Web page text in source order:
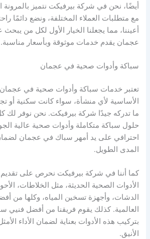
أيضًا، نحن في شركة بيرفيكت نتميز بالمرونة
مع متطلبات العملاء المختلفة، ونضع دائمًا
أعيننا، مما يجعلنا الخيار الأول لكل من
عجمان يقدم خدمات موثوقة وبأسعار مناسبة.
سباكة وأدوات صحية في عجمان
تعتبر خدمات سباكة وأدوات صحية في عجمان
الأساسية لأي منشأة، سواء كانت سكنية أو
ما تدركه جيدًا شركة بيرفيكت. نحن نوفر لك
حلول سباكة متكاملة وأدوات صحية عالية
احترافي على يد أمهر سباك في عجمان
المدى الطويل.
كما أننا في شركة بيرفيكت نحرص على
الأدوات الصحية الحديثة، مثل الخلاطات،
الدشات، وأجهزة تسخين المياه، وكلها من
العالمية. كذلك يقوم فريقنا من أفضل
بتركيب هذه الأدوات بعناية لضمان الأداء
الأنيق.